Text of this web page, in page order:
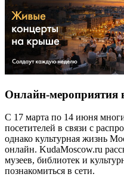
Онлайн-мероприятия
С 17 марта по 14 июня
посетителей в связи с
однако культурная жизнь
онлайн. KudaMoscow.ru
музеев, библиотек и
познакомиться в сети.